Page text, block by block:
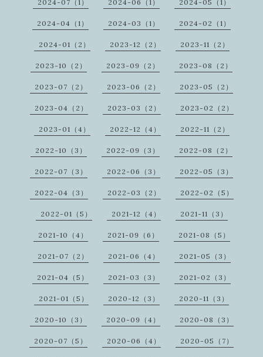
2024-07（1） 2024-06（1） 2024-05（1）
2024-04（1） 2024-03（1） 2024-02（1）
2024-01（2） 2023-12（2） 2023-11（2）
2023-10（2） 2023-09（2） 2023-08（2）
2023-07（2） 2023-06（2） 2023-05（2）
2023-04（2） 2023-03（2） 2023-02（2）
2023-01（4） 2022-12（4） 2022-11（2）
2022-10（3） 2022-09（3） 2022-08（2）
2022-07（3） 2022-06（3） 2022-05（3）
2022-04（3） 2022-03（2） 2022-02（5）
2022-01（5） 2021-12（4） 2021-11（3）
2021-10（4） 2021-09（6） 2021-08（5）
2021-07（2） 2021-06（4） 2021-05（3）
2021-04（5） 2021-03（3） 2021-02（3）
2021-01（5） 2020-12（3） 2020-11（3）
2020-10（3） 2020-09（4） 2020-08（3）
2020-07（5） 2020-06（4） 2020-05（7）